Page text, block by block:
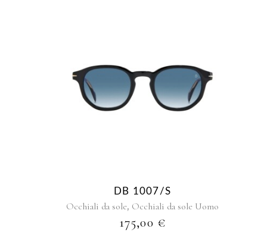
DB 1007/S
Occhiali da sole, Occhiali da sole Uomo
175,00 €